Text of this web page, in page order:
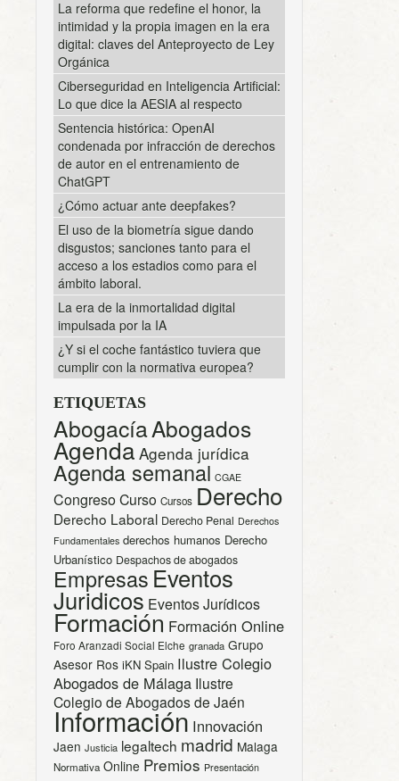
La reforma que redefine el honor, la
intimidad y la propia imagen en la era
digital: claves del Anteproyecto de Ley
Orgánica
Ciberseguridad en Inteligencia Artificial:
Lo que dice la AESIA al respecto
Sentencia histórica: OpenAI
condenada por infracción de derechos
de autor en el entrenamiento de
ChatGPT
¿Cómo actuar ante deepfakes?
El uso de la biometría sigue dando
disgustos; sanciones tanto para el
acceso a los estadios como para el
ámbito laboral.
La era de la inmortalidad digital
impulsada por la IA
¿Y si el coche fantástico tuviera que
cumplir con la normativa europea?
ETIQUETAS
AbogacíaAbogados
Agenda Agenda jurídica
Agenda semanal CGAE
CongresoCurso Cursos Derecho
Derecho Laboral Derecho Penal Derechos
Fundamentales derechos humanos Derecho
Urbanístico Despachos de abogados
Empresas Eventos
Juridicos Eventos Jurídicos
Formación Formación Online
Foro Aranzadi Social Elche granada Grupo
Asesor Ros iKN Spain Ilustre Colegio
Abogados de Málaga Ilustre
Colegio de Abogados de Jaén
Información Innovación
Jaen Justicia legaltech madrid Malaga
Normativa Online Premios Presentación